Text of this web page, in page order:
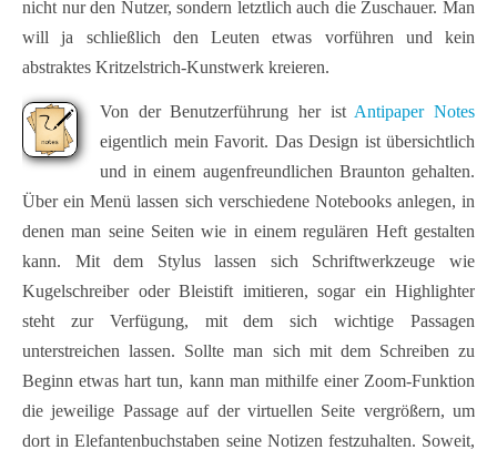
nicht nur den Nutzer, sondern letztlich auch die Zuschauer. Man
will ja schließlich den Leuten etwas vorführen und kein
abstraktes Kritzelstrich-Kunstwerk kreieren.
Von der Benutzerführung her ist Antipaper Notes
eigentlich mein Favorit. Das Design ist übersichtlich
und in einem augenfreundlichen Braunton gehalten.
Über ein Menü lassen sich verschiedene Notebooks anlegen, in
denen man seine Seiten wie in einem regulären Heft gestalten
kann. Mit dem Stylus lassen sich Schriftwerkzeuge wie
Kugelschreiber oder Bleistift imitieren, sogar ein Highlighter
steht zur Verfügung, mit dem sich wichtige Passagen
unterstreichen lassen. Sollte man sich mit dem Schreiben zu
Beginn etwas hart tun, kann man mithilfe einer Zoom-Funktion
die jeweilige Passage auf der virtuellen Seite vergrößern, um
dort in Elefantenbuchstaben seine Notizen festzuhalten. Soweit,